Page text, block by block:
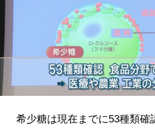
希少糖は現在までに53種類確